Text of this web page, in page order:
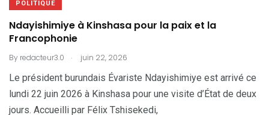
POLITIQUE
Ndayishimiye à Kinshasa pour la paix et la
Francophonie
By redacteur3.0 . juin 22, 2026
Le président burundais Évariste Ndayishimiye est arrivé ce
lundi 22 juin 2026 à Kinshasa pour une visite d’État de deux
jours. Accueilli par Félix Tshisekedi,